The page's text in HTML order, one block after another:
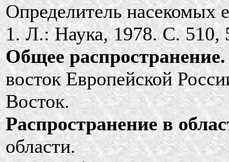
Определитель насекомых
1. Л.: Наука, 1978. С. 510,
Общее распространение.
восток Европейской
Восток.
Распространение в
области.